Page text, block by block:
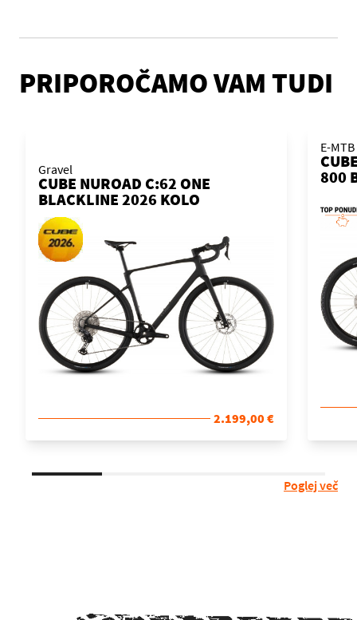
PRIPOROČAMO VAM TUDI
Gravel
CUBE NUROAD C:62 ONE
BLACKLINE 2026 KOLO
2.199,00 €
E-
800
Poglej več